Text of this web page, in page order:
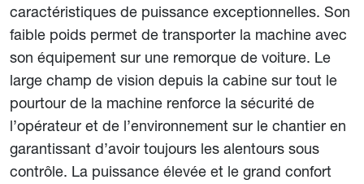
caractéristiques de puissance exceptionnelles. Son
faible poids permet de transporter la machine avec
son équipement sur une remorque de voiture. Le
large champ de vision depuis la cabine sur tout le
pourtour de la machine renforce la sécurité de
l’opérateur et de l’environnement sur le chantier en
garantissant d’avoir toujours les alentours sous
contrôle. La puissance élevée et le grand confort